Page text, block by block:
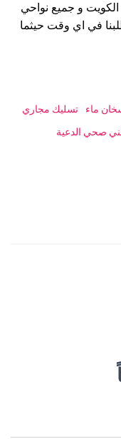
و جميع نواحي
في اي وقت حيثما
ماء
تسليك مجاري
صحي الدعية